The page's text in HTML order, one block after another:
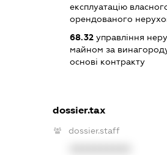
експлуатацію
орендованого
68.32 управління
майном за
основі контракту
dossier.tax
dossier.staff